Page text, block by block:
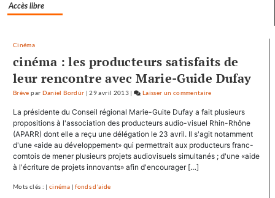
Accès libre
Cinéma
cinéma : les producteurs satisfaits de
leur rencontre avec Marie-Guide Dufay
Brève par Daniel Bordür |29 avril 2013 | Laisser un commentaire
Hollande
se
ressource
à
La présidente du Conseil régional Marie-Guite Dufay a fait plusieurs
propositions à l'association des producteurs audio-visuel Rhin-Rhône
(APARR) dont elle a reçu une délégation le 23 avril. Il s'agit notamment
d'une «aide au développement» qui permettrait aux producteurs franc-
comtois de mener plusieurs projets audiovisuels simultanés ; d'une «aide
à l'écriture de projets innovants» afin d'encourager […]
Mots clés : |cinéma |fonds d'aide